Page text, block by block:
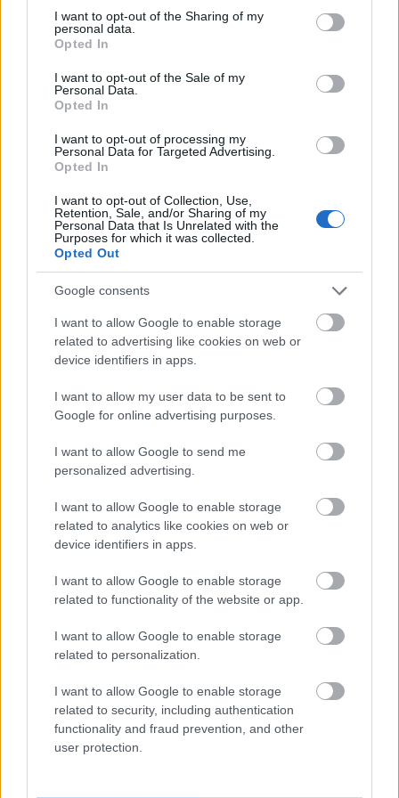
not limited to your visit or usage behaviour. You may click to
grant or deny consent to Google and its third-party tags to
use your data for below specified purposes in below Google
consent section.
I want to opt-out of the Sharing of my
personal data.
Opted In
I want to opt-out of the Sale of my
Personal Data.
Opted In
I want to opt-out of processing my
Personal Data for Targeted Advertising.
Opted In
I want to opt-out of Collection, Use,
Retention, Sale, and/or Sharing of my
Personal Data that Is Unrelated with the
Purposes for which it was collected.
Opted Out
Google consents
I want to allow Google to enable storage
related to advertising like cookies on web or
device identifiers in apps.
I want to allow my user data to be sent to
Google for online advertising purposes.
I want to allow Google to send me
personalized advertising.
I want to allow Google to enable storage
related to analytics like cookies on web or
device identifiers in apps.
I want to allow Google to enable storage
related to functionality of the website or app.
I want to allow Google to enable storage
related to personalization.
I want to allow Google to enable storage
related to security, including authentication
functionality and fraud prevention, and other
user protection.
képeknek köszönhetően a szülők is élezni
fogják a mesefilmet.
A kritikusok szava még nem jelent semmit,
hiszen végül úgyis a mozi belépőt megfizető
közönség száma dönti majd el, hogy
szomorúan, vagy örömmel emlékeznek-e az
alkotók az európai kalandra.
Magyarországon június 14-től láthatjuk a
hírhedt állatok cirkuszi mutatványait.
Forrás: Hollywood Reporter
Film Kritika Animáció Filmpremier Hollywoodi filmipar
SZEMBE MERSZ NÉZNI AZZAL, AKIVÉ
VÁLHATTÁL VOLNA?
TERMÉSZETFELETTI ERŐK ÉS ELFELEDETT
TITKOK: ITT A SHELBY OAKS – A GONOSZ
NYOMÁBAN MAGYAR ELŐZETESE